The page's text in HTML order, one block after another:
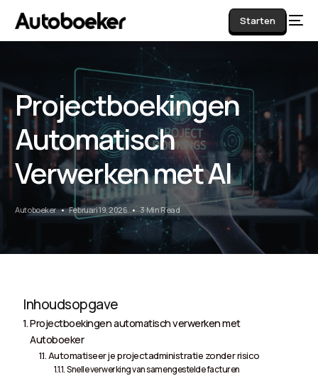
Starten
Projectboekingen
Automatisch
Verwerken met AI
Autoboeker Februari 19, 2026 3 Min Read
Inhoudsopgave
Projectboekingen automatisch verwerken met
Autoboeker
Automatiseer je projectadministratie zonder risico
Snelle verwerking van samengestelde facturen